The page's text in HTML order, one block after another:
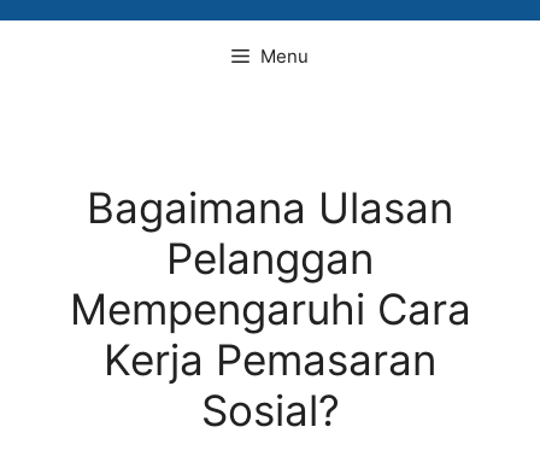
Menu
Bagaimana Ulasan
Pelanggan
Mempengaruhi Cara
Kerja Pemasaran
Sosial?